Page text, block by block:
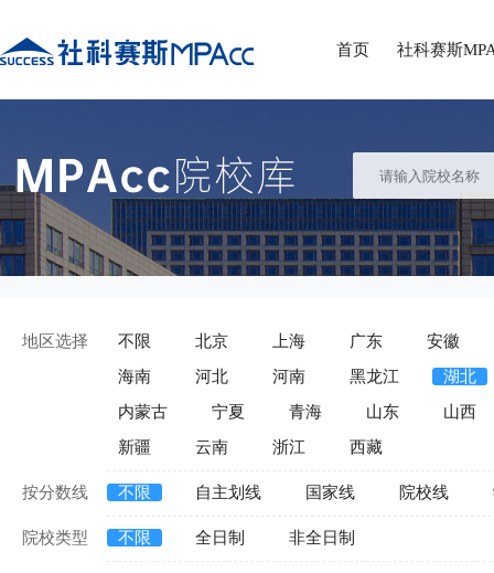
首页 社科赛斯
地区选择 不限 北京 上海 广东
安徽
海南
河北 河南 黑龙江
湖北
内蒙古
宁夏 青海 山东
山西
新疆
云南 浙江 西藏
按分数线 不限 自主划线 国家线 院校线
院校类型 不限 全日制 非全日制